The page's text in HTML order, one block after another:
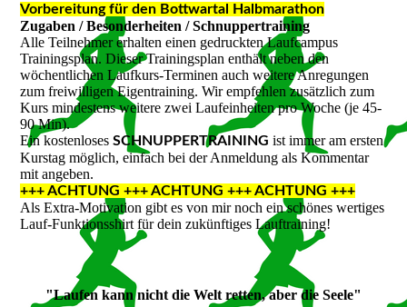
Vorbereitung für den Bottwartal Halbmarathon
Zugaben / Besonderheiten / Schnuppertraining
Alle Teilnehmer erhalten einen gedruckten Laufcampus
Trainingsplan. Dieser Trainingsplan enthält neben den
wöchentlichen Laufkurs-Terminen auch weitere Anregungen
zum freiwilligen Eigentraining. Wir empfehlen zusätzlich zum
Kurs mindestens weitere zwei Laufeinheiten pro Woche (je 45-
90 Min).
Ein kostenlosesSCHNUPPERTRAINING ist immer am ersten
Kurstag möglich, einfach bei der Anmeldung als Kommentar
mit angeben.
+++ ACHTUNG +++ ACHTUNG +++ ACHTUNG +++
Als Extra-Motivation gibt es von mir noch ein schönes wertiges
Lauf-Funktionsshirt für dein zukünftiges Lauftraining!
"Laufen kann nicht die Welt retten, aber die Seele"